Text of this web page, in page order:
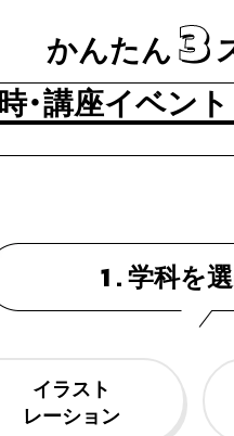
かんたん3
・講座イベント
1 .学科を
イラスト
レーション